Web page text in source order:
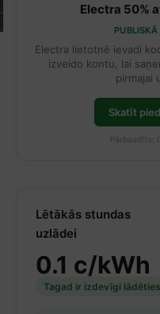
Electra 50%
Electra lietotnē ievadi
izveido kontu, lai
pirmajai
Skatīt
Pārbaudīts:
Lētākās stundas
uzlādei
0.1 c/kWh
Tagad ir izdevīgi lādēties